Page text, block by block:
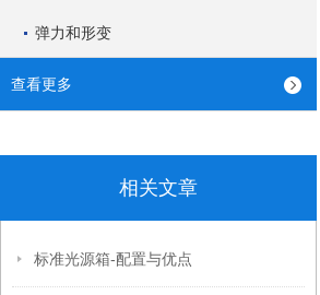
弹力和形变
查看更多
相关文章
标准光源箱-配置与优点